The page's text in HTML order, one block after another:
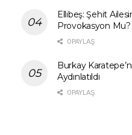
Ellibeş: Şehit
Provokasyon Mu?
0 PAYLAŞ
Burkay
Aydınlatıldı
0 PAYLAŞ